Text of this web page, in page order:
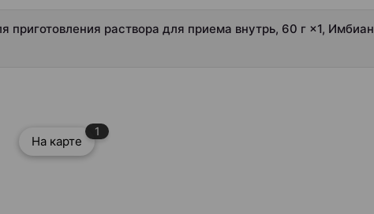
приготовления раствора для приема внутрь, 60 г ×1, Имбиан
На карте
1